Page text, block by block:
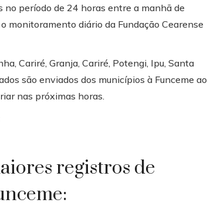
no período de 24 horas entre a manhã de
monitoramento diário da Fundação Cearense
Cariré, Granja, Cariré, Potengi, Ipu, Santa
são enviados dos municípios à Funceme ao
nas próximas horas.
registros de